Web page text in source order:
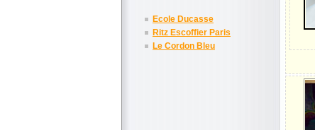
Ecole Ducasse
Ritz Escoffier Paris
Le Cordon Bleu